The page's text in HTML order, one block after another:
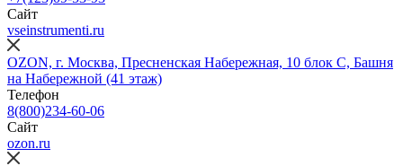
Сайт
vseinstrumenti.ru
OZON, г. Москва, Пресненская Набережная, 10 блок С, Башня
на Набережной (41 этаж)
Телефон
8(800)234-60-06
Сайт
ozon.ru